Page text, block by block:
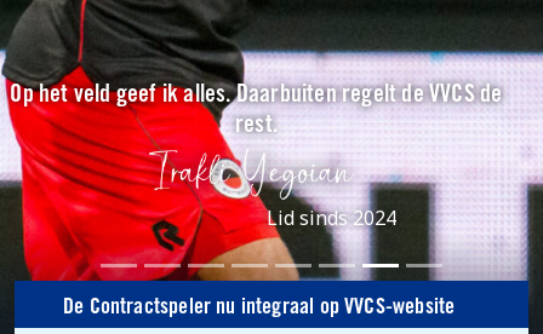
Op het veld geef ik alles. Daarbuiten regelt de VVCS de
rest.
Lid sinds 2024
De Contractspeler nu integraal op VVCS-website